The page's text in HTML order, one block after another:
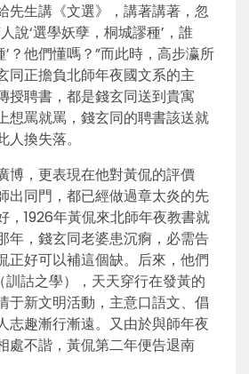
先生講《文選》，講著講著，忽
說‘選學妖孽，桐城謬種’，誰
’？他們懂嗎？”而此時，高步瀛所
同正擔負北師年夜國文系的主
授聘書，都是錢玄同送到貴寓
想罵就罵，錢玄同的聘書該送就
換失落。
博，更表現在他對黃侃的評價
出同門，都已經做過章太炎的先
，1926年黃侃來北師年夜教書就
年，錢玄同老婆患沉痾，必需告
正好可以補這個缺。后來，他們
訓詁之學），天天穿行在發黃的
于新文明活動，主意口語文、倡
志趣漸行漸遠。又由於與師年夜
處不諧，黃侃第二年便告退南